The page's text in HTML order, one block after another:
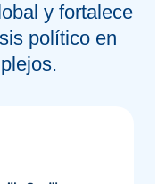
y fortalece
político en